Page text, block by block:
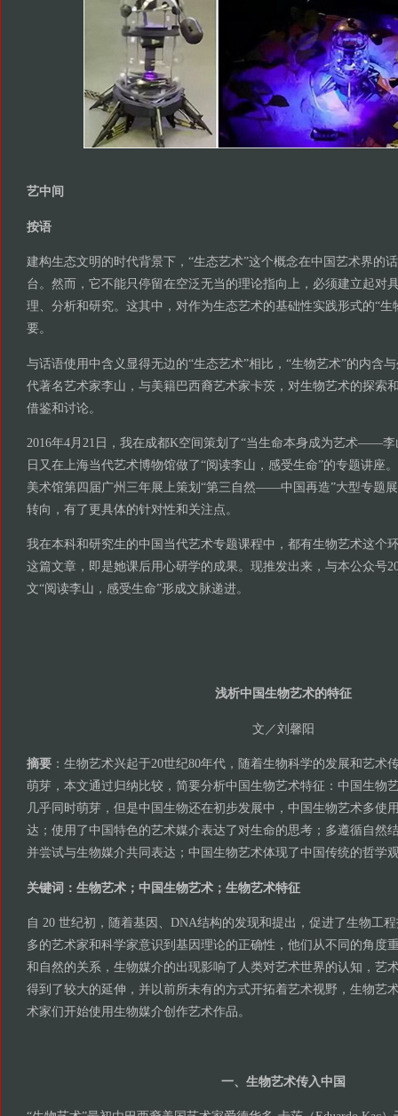
艺中间
按语
建构生态文明的时代背景下，“生态艺术”这个概念在中国艺术界的
台。然而，它不能只停留在空泛无当的理论指向上，必须建立起对
理、分析和研究。这其中，对作为生态艺术的基础性实践形式的“生
要。
与话语使用中含义显得无边的“生态艺术”相比，“生物艺术”的内含
代著名艺术家李山，与美籍巴西裔艺术家卡茨，对生物艺术的探索
借鉴和讨论。
2016年4月21日，我在成都K空间策划了“当生命本身成为艺术——李
日又在上海当代艺术博物馆做了“阅读李山，感受生命”的专题讲座
美术馆第四届广州三年展上策划“第三自然——中国再造”大型专题
转向，有了更具体的针对性和关注点。
我在本科和研究生的中国当代艺术专题课程中，都有生物艺术这个
这篇文章，即是她课后用心研学的成果。现推发出来，与本公众号
文“阅读李山，感受生命”形成文脉递进。
浅析中国生物艺术的特征
文／刘馨阳
摘要：生物艺术兴起于20世纪80年代，随着生物科学的发展和艺术
萌芽，本文通过归纳比较，简要分析中国生物艺术特征：中国生物
几乎同时萌芽，但是中国生物还在初步发展中，中国生物艺术多使
达；使用了中国特色的艺术媒介表达了对生命的思考；多遵循自然
并尝试与生物媒介共同表达；中国生物艺术体现了中国传统的哲学
关键词：生物艺术；中国生物艺术；生物艺术特征
自 20 世纪初，随着基因、DNA结构的发现和提出，促进了生物工
多的艺术家和科学家意识到基因理论的正确性，他们从不同的角度
和自然的关系，生物媒介的出现影响了人类对艺术世界的认知，艺
得到了较大的延伸，并以前所未有的方式开拓着艺术视野，生物艺
术家们开始使用生物媒介创作艺术作品。
一、生物艺术传入中国